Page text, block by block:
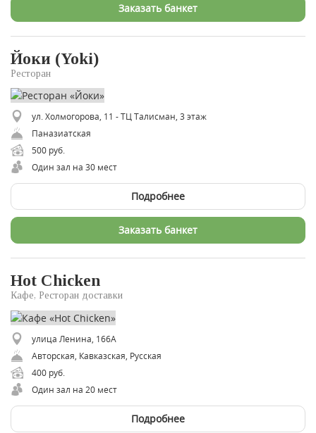
Заказать банкет
Йоки (Yoki)
Ресторан
ул. Холмогорова, 11 - ТЦ Талисман, 3 этаж
​Паназиатская
500 руб.
Один зал на 30 мест
Подробнее
Заказать банкет
Hot Chicken
Кафе, Ресторан доставки
улица Ленина, 166А
Авторская, Кавказская, Русская
400 руб.
Один зал на 20 мест
Подробнее